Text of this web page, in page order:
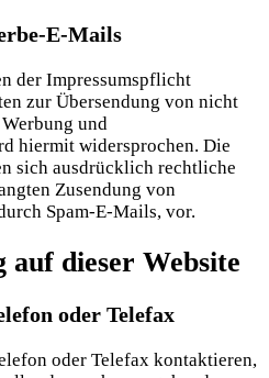
E-Mails
der Impressumspflicht
zur Übersendung von nicht
und
hiermit widersprochen. Die
sich ausdrücklich rechtliche
Zusendung von
Spam-E-Mails, vor.
auf dieser Website
oder Telefax
oder Telefax kontaktieren,